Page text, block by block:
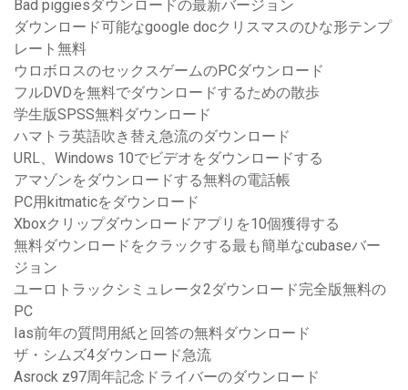
Bad piggiesダウンロードの最新バージョン
ダウンロード可能なgoogle docクリスマスのひな形テンプ
レート無料
ウロボロスのセックスゲームのPCダウンロード
フルDVDを無料でダウンロードするための散歩
学生版SPSS無料ダウンロード
ハマトラ英語吹き替え急流のダウンロード
URL、Windows 10でビデオをダウンロードする
アマゾンをダウンロードする無料の電話帳
PC用kitmaticをダウンロード
Xboxクリップダウンロードアプリを10個獲得する
無料ダウンロードをクラックする最も簡単なcubaseバー
ジョン
ユーロトラックシミュレータ2ダウンロード完全版無料の
PC
Ias前年の質問用紙と回答の無料ダウンロード
ザ・シムズ4ダウンロード急流
Asrock z97周年記念ドライバーのダウンロード